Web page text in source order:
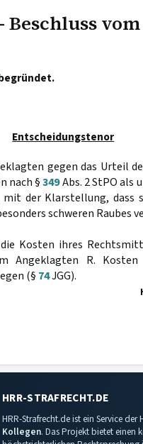
Beschluss
Entscheidungstenor
gegen das Urteil
nach §349Abs. 2 StPO als
der Klarstellung, dass
schweren Raubes
Kosten ihres
Angeklagten R.
(§ 74JGG).
HRR-STRAFRECHT.DE
HRR-Strafrecht.de ist ein Service
Kollegen. Das Projekt bietet einen